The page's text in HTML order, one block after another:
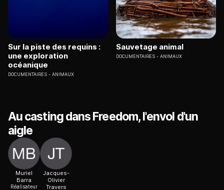
Sur la piste des requins :
une exploration
océanique
DOCUMENTAIRES ANIMAUX
Sauvetage animal
DOCUMENTAIRES ANIMAUX
Au casting dans Freedom, l'envol d'un
aigle
Muriel
Barra
Réalisateur
Jacques-
Olivier
Travers